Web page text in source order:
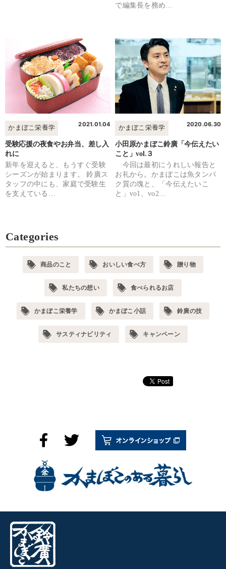
で編集長を務め…
かまぼこ栄養学
2021.01.04
受験応援の夜食やお弁当、差し入
れに
新年を迎えると、もうすぐ受験
シーズンが始まります。 鈴廣ス
タッフの中にも、家庭で受験生
を支えている…
かまぼこ栄養学
2020.06.30
小田原かまぼこ鈴廣「今伝えたい
こと」vol.３
今回は最初にうれしい報告と
お礼から。かまぼこは魚タンパ
ク質の塊と、「今伝えたいこ
と」vo1、vo2…
Categories
商品のこと おいしい食べ方 贈り物
私たちの想い 食べられるお店
かまぼこ栄養学 かまぼこ小話 鈴廣の技
サスティナビリティ キャンペーン